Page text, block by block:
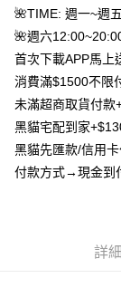
2.付款方式選擇「大
流程，驗證手機門
成交易。
3.實際核准額度、可
4.訂單成立30分鐘
消。如遇「轉專審
法說明評估內容。
【繳款方式說明】
醒簡訊。
2.透過簡訊連結打開
用戶於交易時，得
相關說明
【關於「AFTEE先享
便利好安心！
１．簡單：不需註冊
２．便利：只要手
３．安心：先確認
【「AFTEE先享後付
結帳頁面，進行簡訊
※ 請注意：結帳手
購買商品的店家。
ATM付款
貨到付款
運送方式
全家取貨付款
每筆NT$80，滿
🌺TIME: 週一~週
🌺週六
首次下載APP馬上
消費滿$1500不限
未滿超商取貨付款
黑貓宅配到家
黑貓先匯款/信用
付款方式→現金到
詳